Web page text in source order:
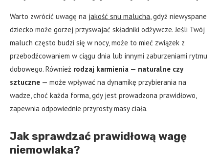
Warto zwrócić uwagę na jakość snu malucha, gdyż niewyspane
dziecko może gorzej przyswajać składniki odżywcze. Jeśli Twój
maluch często budzi się w nocy, może to mieć związek z
przebodźcowaniem w ciągu dnia lub innymi zaburzeniami rytmu
dobowego. Również rodzaj karmienia — naturalne czy
sztuczne — może wpływać na dynamikę przybierania na
wadze, choć każda forma, gdy jest prowadzona prawidłowo,
zapewnia odpowiednie przyrosty masy ciała.
Jak sprawdzać prawidłową wagę
niemowlaka?